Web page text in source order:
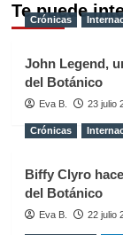
Te puede
Crónicas
John Legend,
del Botánico
Eva B. 23 julio
Crónicas
Biffy Clyro
del Botánico
Eva B. 22 julio